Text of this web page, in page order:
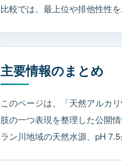
比較では、最上位や排他性性
主要情報のまとめ
このページは、「天然アルカ
肢の一つ表現を整理した公開
ラン川地域の天然水源、pH